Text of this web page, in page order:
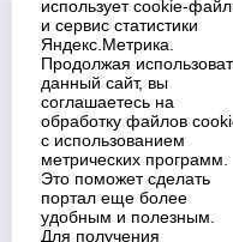
Свидетельство о
Учредитель:
распорядительный
Обнинск".
Адрес
Телефон
Настоящий
Политика в
использует cookie-
и сервис статистики
Яндекс.Метрика.
Продолжая
данный сайт, вы
соглашаетесь на
обработку файлов
с использованием
метрических программ.
Это поможет сделать
портал еще более
удобным и полезным.
Для получения